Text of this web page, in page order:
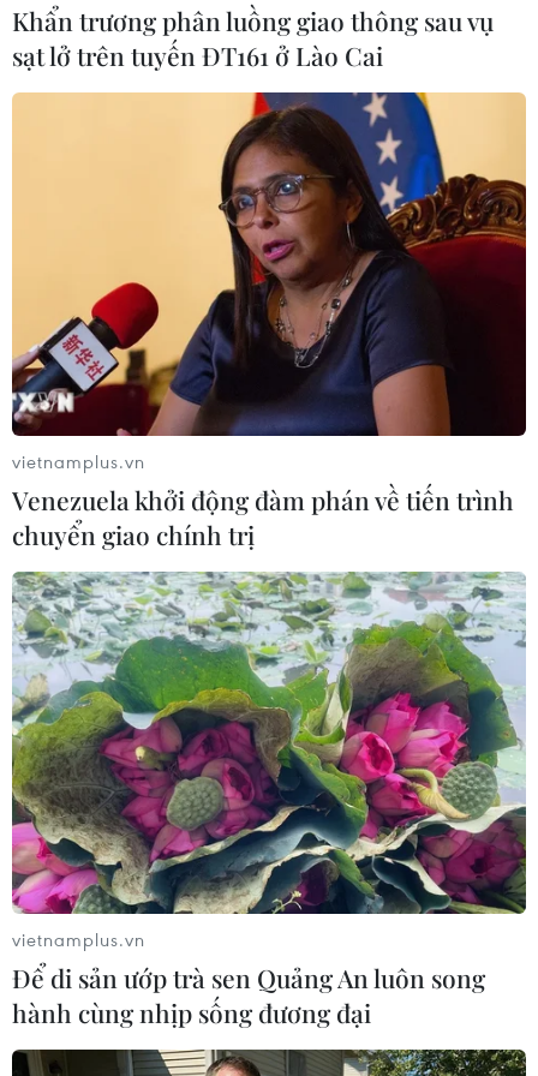
Khẩn trương phân luồng giao thông sau vụ
sạt lở trên tuyến ĐT161 ở Lào Cai
vietnamplus.vn
Venezuela khởi động đàm phán về tiến trình
chuyển giao chính trị
vietnamplus.vn
Để di sản ướp trà sen Quảng An luôn song
hành cùng nhịp sống đương đại